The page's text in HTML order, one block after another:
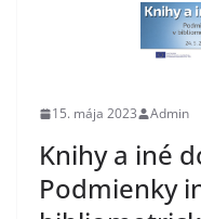
15. mája 2023 Admin
Knihy a iné
Podmienky